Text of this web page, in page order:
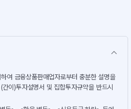
여 금융상품판매업자로부터 충분한 설명을
이)투자설명서 및 집합투자규약을 반드시